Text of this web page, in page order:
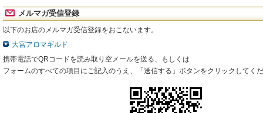
メルマガ受信登録
以下のお店のメルマガ受信登録をおこないます。
大宮アロマギルド
携帯電話でQRコードを読み取り空メールを送る、もしくは
フォームのすべての項目にご記入のうえ、「送信する」ボタンをクリックしてく